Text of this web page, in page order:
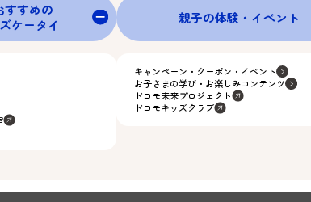
すすめの
ケータイ
親子の体験・イベント
キャンペーン・クーポン・イベント
お子さまの学び・お楽しみコンテンツ
ドコモ未来プロジェクト
ドコモキッズクラブ